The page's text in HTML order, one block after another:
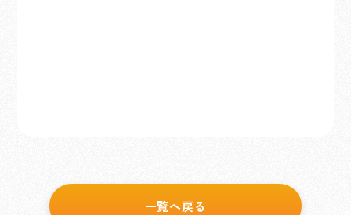
一覧へ戻る